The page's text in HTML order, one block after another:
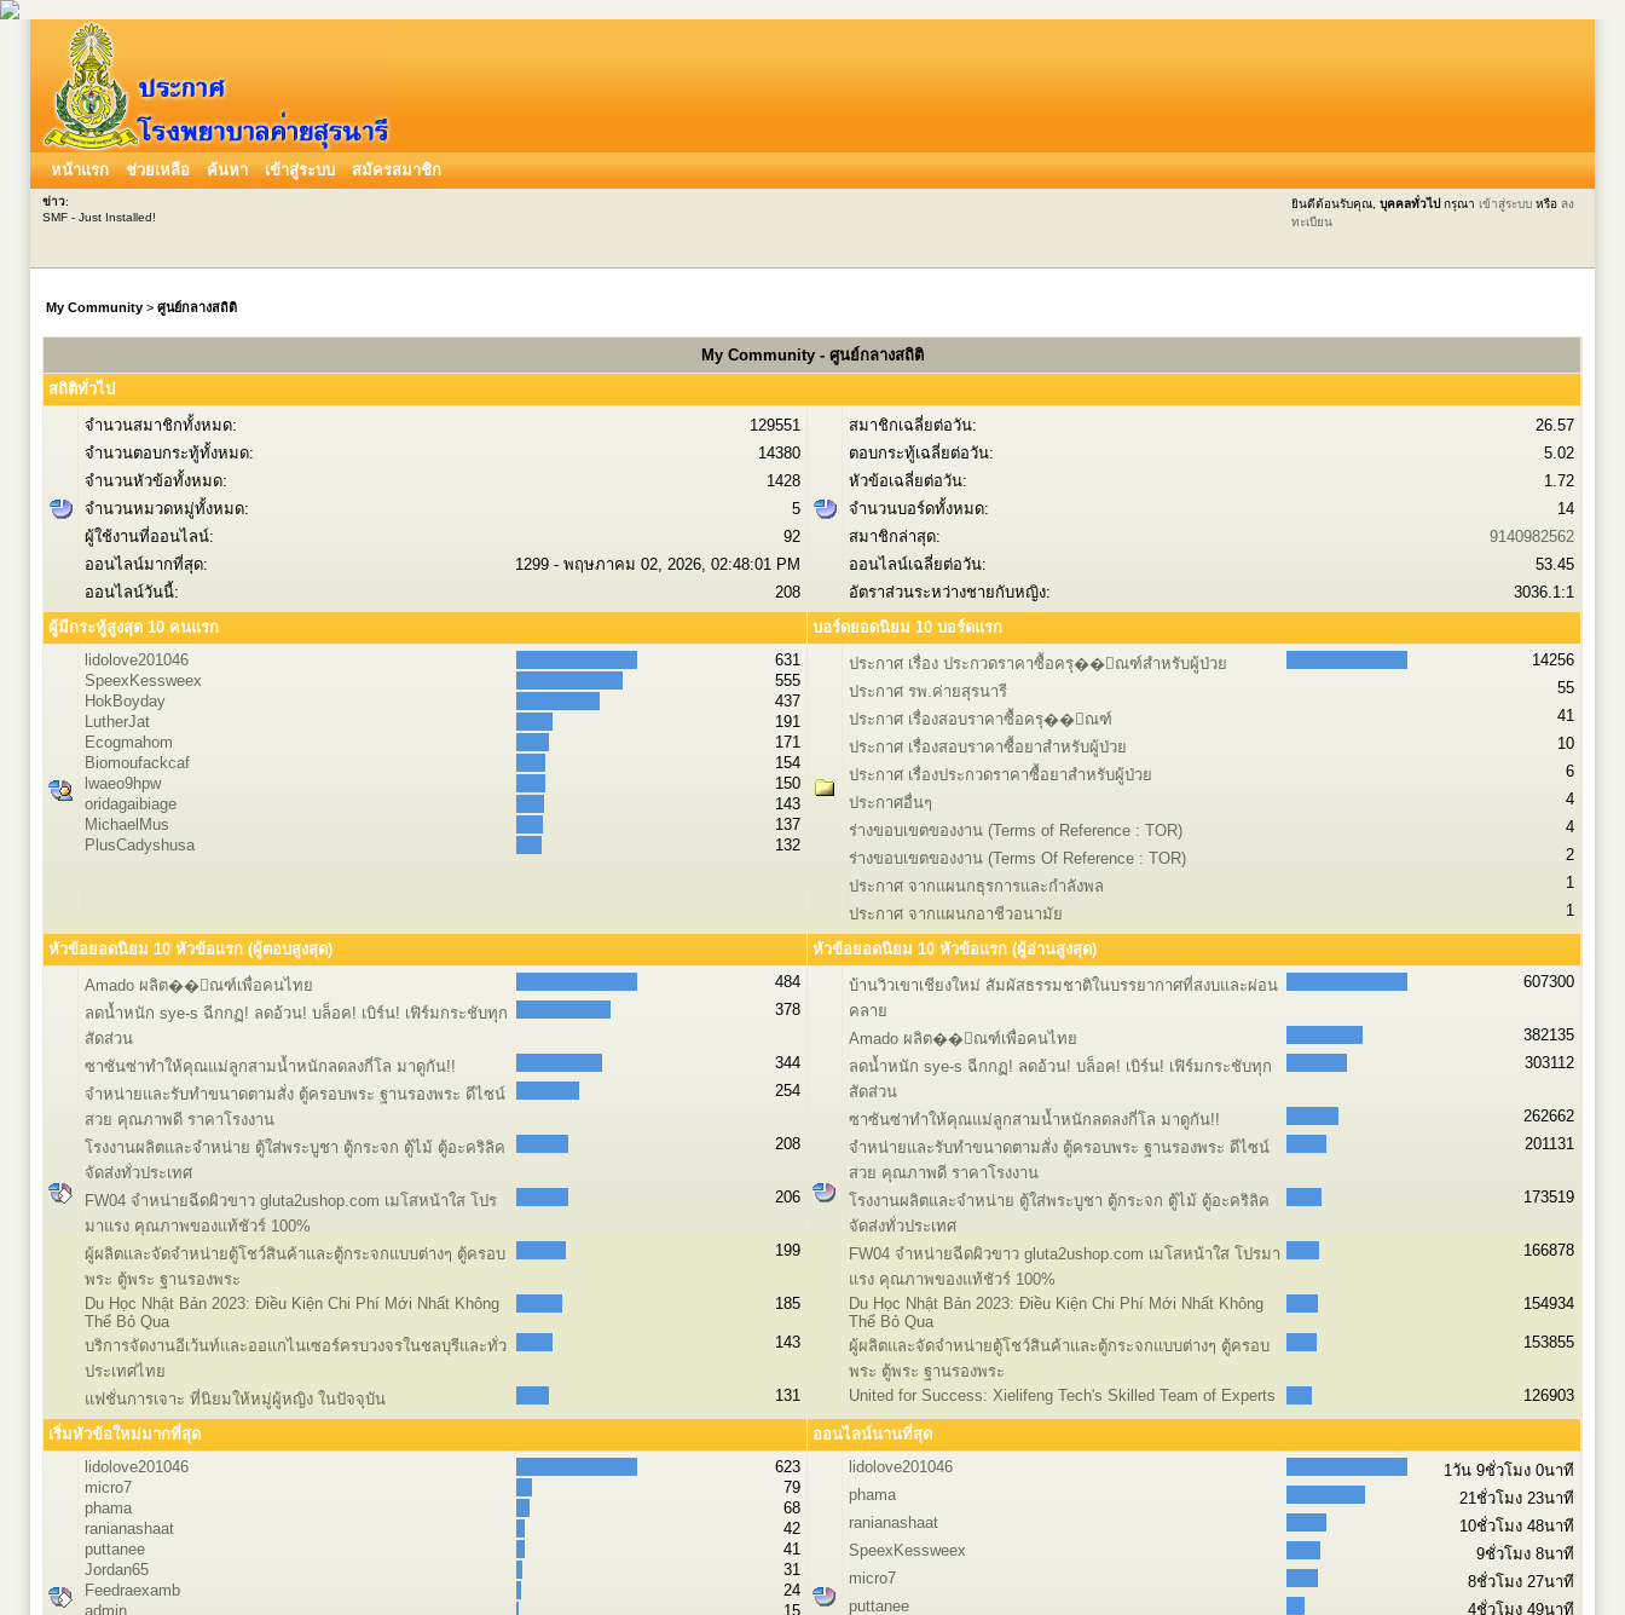
หน้าแรก ช่วยเหลือ ค้นหา เข้าสู่ระบบ สมัครสมาชิก
ยินดีต้อนรับคุณ, บุคคลทั่วไป กรุณา เข้าสู่ระบบ หรือ ลง
ทะเบียน
ข่าว:
SMF - Just Installed!
My Community > ศูนย์กลางสถิติ
My Community - ศูนย์กลางสถิติ
สถิติทั่วไป
จำนวนสมาชิกทั้งหมด:
129551
จำนวนตอบกระทู้ทั้งหมด:
14380
จำนวนหัวข้อทั้งหมด:
1428
จำนวนหมวดหมู่ทั้งหมด:
5
ผู้ใช้งานที่ออนไลน์:
92
ออนไลน์มากที่สุด:
1299 - พฤษภาคม 02, 2026, 02:48:01 PM
ออนไลน์วันนี้:
208
สมาชิกเฉลี่ยต่อวัน:
26.57
ตอบกระทู้เฉลี่ยต่อวัน:
5.02
หัวข้อเฉลี่ยต่อวัน:
1.72
จำนวนบอร์ดทั้งหมด:
14
สมาชิกล่าสุด:
9140982562
ออนไลน์เฉลี่ยต่อวัน:
53.45
อัตราส่วนระหว่างชายกับหญิง:
3036.1:1
ผู้มีกระทู้สูงสุด 10 คนแรก
บอร์ดยอดนิยม 10 บอร์ดแรก
lidolove201046
631
SpeexKessweex
555
HokBoyday
437
LutherJat
191
Ecogmahom
171
Biomoufackcaf
154
lwaeo9hpw
150
oridagaibiage
143
MichaelMus
137
PlusCadyshusa
132
ประกาศ เรื่อง ประกวดราคาซื้อครุ��ัณฑ์สำหรับผู้ป่วย
14256
ประกาศ รพ.ค่ายสุรนารี
55
ประกาศ เรื่องสอบราคาซื้อครุ��ัณฑ์
41
ประกาศ เรื่องสอบราคาซื้อยาสำหรับผู้ป่วย
10
ประกาศ เรื่องประกวดราคาซื้อยาสำหรับผู้ป่วย
6
ประกาศอื่นๆ
4
ร่างขอบเขตของงาน (Terms of Reference : TOR)
4
ร่างขอบเขตของงาน (Terms Of Reference : TOR)
2
ประกาศ จากแผนกธุรการและกำลังพล
1
ประกาศ จากแผนกอาชีวอนามัย
1
หัวข้อยอดนิยม 10 หัวข้อแรก (ผู้ตอบสูงสุด)
หัวข้อยอดนิยม 10 หัวข้อแรก (ผู้อ่านสูงสุด)
Amado ผลิต��ัณฑ์เพื่อคนไทย
484
ลดน้ำหนัก sye-s ฉีกกฏ! ลดอ้วน! บล็อค! เบิร์น! เฟิร์มกระชับทุก
สัดส่วน
378
ซาซันซ่าทำให้คุณแม่ลูกสามน้ำหนักลดลงกี่โล มาดูกัน!!
344
จำหน่ายและรับทำขนาดตามสั่ง ตู้ครอบพระ ฐานรองพระ ดีไซน์
สวย คุณภาพดี ราคาโรงงาน
254
โรงงานผลิตและจำหน่าย ตู้ใส่พระบูชา ตู้กระจก ตู้ไม้ ตู้อะคริลิค
จัดส่งทั่วประเทศ
208
FW04 จำหน่ายฉีดผิวขาว gluta2ushop.com เมโสหน้าใส โปร
มาแรง คุณภาพของแท้ชัวร์ 100%
206
ผู้ผลิตและจัดจำหน่ายตู้โชว์สินค้าและตู้กระจกแบบต่างๆ ตู้ครอบ
พระ ตู้พระ ฐานรองพระ
199
Du Học Nhật Bản 2023: Điều Kiện Chi Phí Mới Nhất Không
Thể Bỏ Qua
185
บริการจัดงานอีเว้นท์และออแกไนเซอร์ครบวงจรในชลบุรีและทั่ว
ประเทศไทย
143
แฟชั่นการเจาะ ที่นิยมให้หมู่ผู้หญิง ในปัจจุบัน 131
บ้านวิวเขาเชียงใหม่ สัมผัสธรรมชาติในบรรยากาศที่สงบและผ่อน
คลาย
607300
Amado ผลิต��ัณฑ์เพื่อคนไทย
382135
ลดน้ำหนัก sye-s ฉีกกฏ! ลดอ้วน! บล็อค! เบิร์น! เฟิร์มกระชับทุก
สัดส่วน
303112
ซาซันซ่าทำให้คุณแม่ลูกสามน้ำหนักลดลงกี่โล มาดูกัน!!
262662
จำหน่ายและรับทำขนาดตามสั่ง ตู้ครอบพระ ฐานรองพระ ดีไซน์
สวย คุณภาพดี ราคาโรงงาน
201131
โรงงานผลิตและจำหน่าย ตู้ใส่พระบูชา ตู้กระจก ตู้ไม้ ตู้อะคริลิค
จัดส่งทั่วประเทศ
173519
FW04 จำหน่ายฉีดผิวขาว gluta2ushop.com เมโสหน้าใส โปรมา
แรง คุณภาพของแท้ชัวร์ 100%
166878
Du Học Nhật Bản 2023: Điều Kiện Chi Phí Mới Nhất Không
Thể Bỏ Qua
154934
ผู้ผลิตและจัดจำหน่ายตู้โชว์สินค้าและตู้กระจกแบบต่างๆ ตู้ครอบ
พระ ตู้พระ ฐานรองพระ
153855
United for Success: Xielifeng Tech's Skilled Team of Experts 126903
เริ่มหัวข้อใหม่มากที่สุด
ออนไลน์นานที่สุด
lidolove201046
623
micro7
79
phama
68
ranianashaat
42
puttanee
41
Jordan65
31
Feedraexamb
24
admin
15
lidolove201046
1วัน 9ชั่วโมง 0นาที
phama
21ชั่วโมง 23นาที
ranianashaat
10ชั่วโมง 48นาที
SpeexKessweex
9ชั่วโมง 8นาที
micro7
8ชั่วโมง 27นาที
puttanee
4ชั่วโมง 49นาที